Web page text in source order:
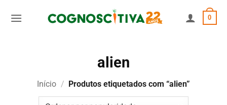
0
alien
Início / Produtos etiquetados com “alien”